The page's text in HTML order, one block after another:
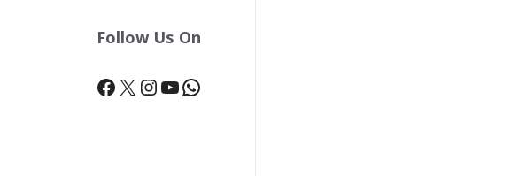
Follow Us On
Facebook
X Instagram
YouTube
WhatsApp